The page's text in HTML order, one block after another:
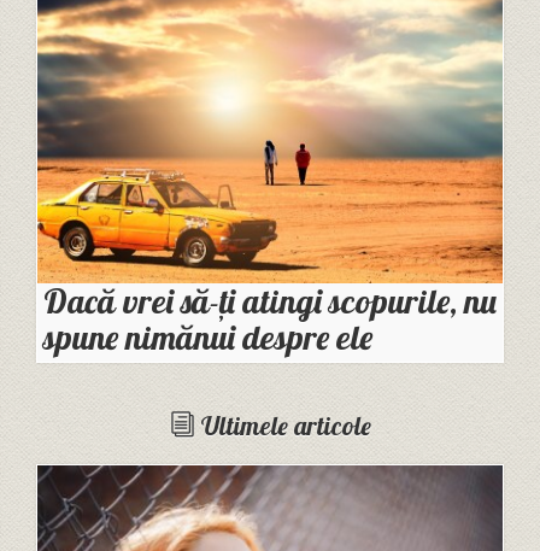
Dacă vrei să-ți atingi scopurile, nu
spune nimănui despre ele
Ultimele articole